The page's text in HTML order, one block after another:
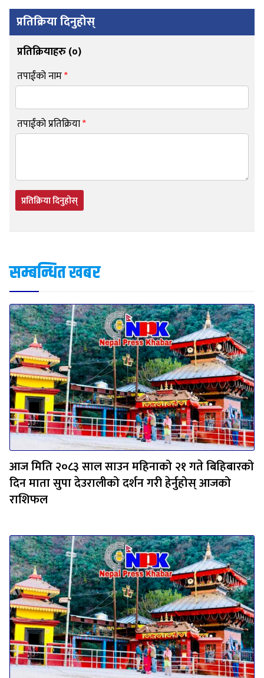
प्रतिक्रिया दिनुहोस्
प्रतिक्रियाहरु (०)
तपाईंको नाम*
तपाईंको प्रतिक्रिया*
प्रतिक्रिया दिनुहोस्
सम्बन्धित खबर
आज मिति २०८३ साल साउन महिनाको २१ गते बिहिबारको
दिन माता सुपा देउरालीको दर्शन गरी हेर्नुहोस् आजको
राशिफल